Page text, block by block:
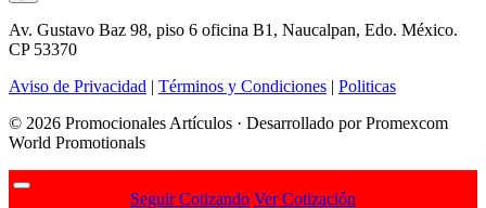
Av. Gustavo Baz 98, piso 6 oficina B1, Naucalpan, Edo. México.
CP 53370
Aviso de Privacidad | Términos y Condiciones | Politicas
© 2026 Promocionales Artículos · Desarrollado por Promexcom
World Promotionals
Seguir Cotizando Ver Cotización